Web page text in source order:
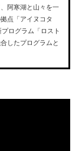
阿寒湖と山々を一
点「アイヌコタ
ログラム「ロスト
したプログラムと